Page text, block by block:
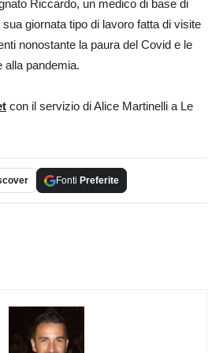
Riccardo, un medico di base di
giornata tipo di lavoro fatta di visite
nonostante la paura del Covid e le
alla pandemia.
con il servizio di Alice Martinelli a Le
Fonti Preferite